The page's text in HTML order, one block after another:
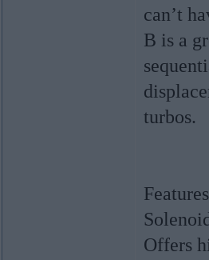
can’t
B is a
turbos.
Offers